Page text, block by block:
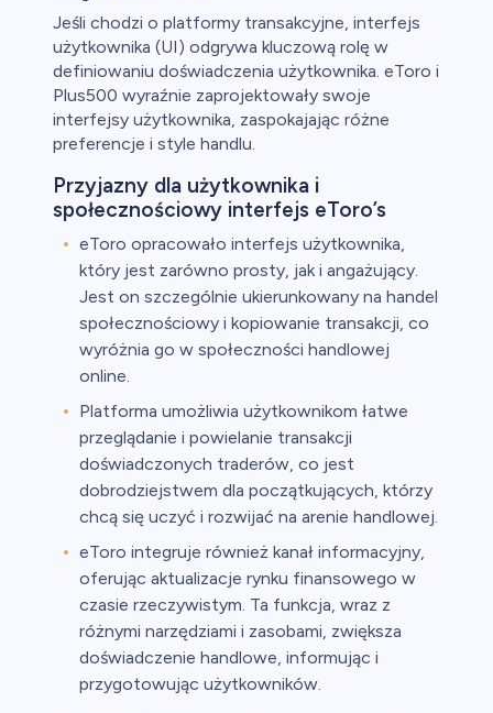
Jeśli chodzi o platformy transakcyjne, interfejs
użytkownika (UI) odgrywa kluczową rolę w
definiowaniu doświadczenia użytkownika. eToro i
Plus500 wyraźnie zaprojektowały swoje
interfejsy użytkownika, zaspokajając różne
preferencje i style handlu.
Przyjazny dla użytkownika i
społecznościowy interfejs eToro’s
eToro opracowało interfejs użytkownika,
który jest zarówno prosty, jak i angażujący.
Jest on szczególnie ukierunkowany na handel
społecznościowy i kopiowanie transakcji, co
wyróżnia go w społeczności handlowej
online.
Platforma umożliwia użytkownikom łatwe
przeglądanie i powielanie transakcji
doświadczonych traderów, co jest
dobrodziejstwem dla początkujących, którzy
chcą się uczyć i rozwijać na arenie handlowej.
eToro integruje również kanał informacyjny,
oferując aktualizacje rynku finansowego w
czasie rzeczywistym. Ta funkcja, wraz z
różnymi narzędziami i zasobami, zwiększa
doświadczenie handlowe, informując i
przygotowując użytkowników.